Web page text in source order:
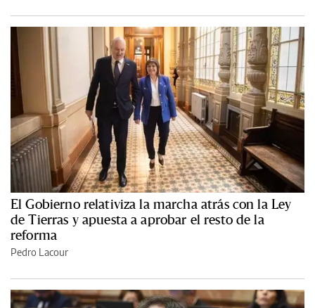
El Gobierno relativiza la marcha atrás con la Ley
de Tierras y apuesta a aprobar el resto de la
reforma
Pedro Lacour